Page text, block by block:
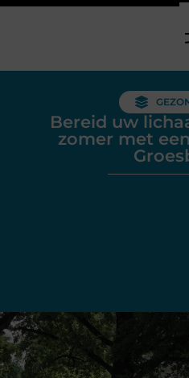
Bereid uw
zomer met